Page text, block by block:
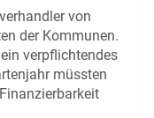
von
der Kommunen.
verpflichtendes
müssten